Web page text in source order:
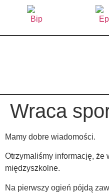
Wraca
Mamy dobre wiadomości.
Otrzymaliśmy informację, że
międzyszkolne.
Na pierwszy ogień pójdą